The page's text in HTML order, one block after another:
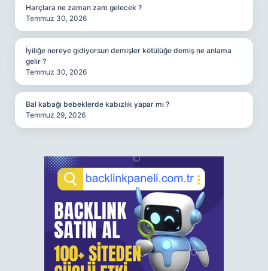
Harçlara ne zaman zam gelecek ?
Temmuz 30, 2026
İyiliğe nereye gidiyorsun demişler kötülüğe demiş ne anlama
gelir ?
Temmuz 30, 2026
Bal kabağı bebeklerde kabızlık yapar mı ?
Temmuz 29, 2026